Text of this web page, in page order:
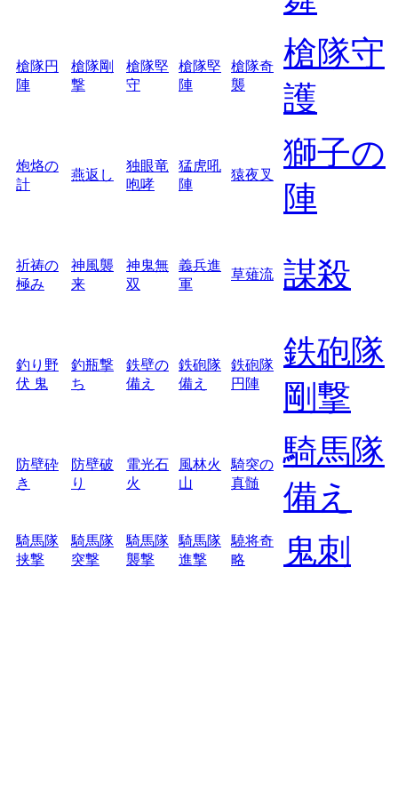
槍隊円
陣
槍隊剛
撃
槍隊堅
守
槍隊堅
陣
槍隊奇
襲
槍隊守
護
炮烙の
計
燕返し
独眼竜
咆哮
猛虎吼
陣
猿夜叉
獅子の
陣
祈祷の
極み
神風襲
来
神鬼無
双
義兵進
軍
草薙流 謀殺
釣り野
伏 鬼
釣瓶撃
ち
鉄壁の
備え
鉄砲隊
備え
鉄砲隊
円陣
鉄砲隊
剛撃
防壁砕
き
防壁破
り
電光石
火
風林火
山
騎突の
真髄
騎馬隊
備え
騎馬隊
挟撃
騎馬隊
突撃
騎馬隊
襲撃
騎馬隊
進撃
驍将奇
略
鬼刺